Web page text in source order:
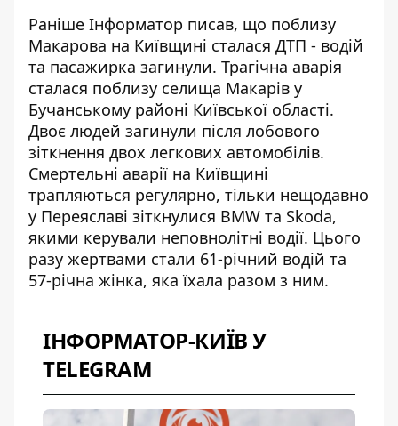
Раніше Інформатор писав, що поблизу
Макарова на Київщині сталася ДТП - водій
та пасажирка загинули. Трагічна аварія
сталася поблизу селища Макарів у
Бучанському районі Київської області.
Двоє людей загинули після лобового
зіткнення двох легкових автомобілів.
Смертельні аварії на Київщині
трапляються регулярно, тільки нещодавно
у Переяславі зіткнулися BMW та Skoda,
якими керували неповнолітні водії. Цього
разу жертвами стали 61-річний водій та
57-річна жінка, яка їхала разом з ним.
ІНФОРМАТОР-КИЇВ У
TELEGRAM